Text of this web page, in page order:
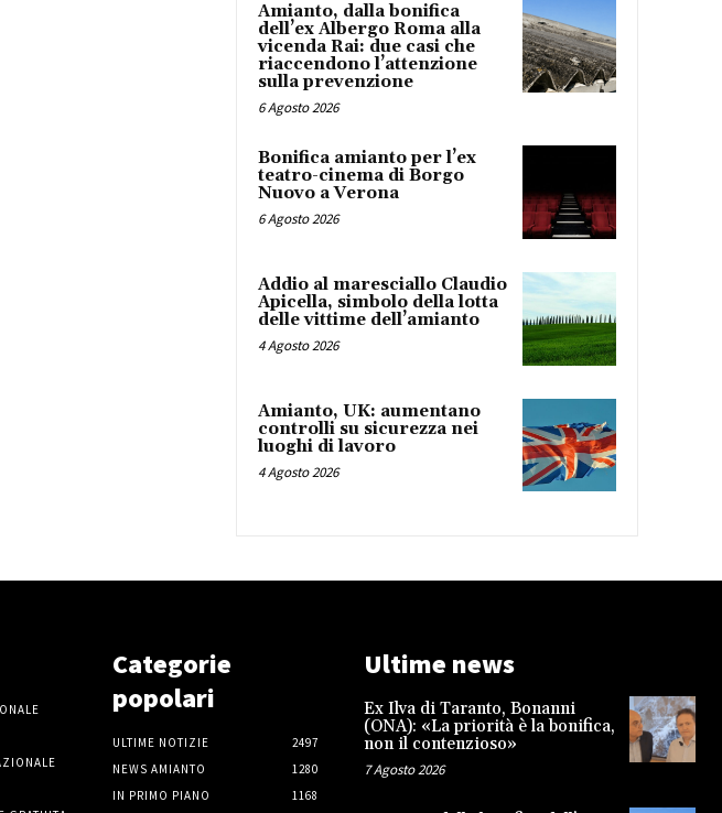
Amianto, dalla bonifica
dell’ex Albergo Roma alla
vicenda Rai: due casi che
riaccendono l’attenzione
sulla prevenzione
6 Agosto 2026
Bonifica amianto per l’ex
teatro-cinema di Borgo
Nuovo a Verona
6 Agosto 2026
Addio al maresciallo Claudio
Apicella, simbolo della lotta
delle vittime dell’amianto
4 Agosto 2026
Amianto, UK: aumentano
controlli su sicurezza nei
luoghi di lavoro
4 Agosto 2026
Categorie
popolari
ULTIME NOTIZIE
2497
NEWS AMIANTO
1280
IN PRIMO PIANO
1168
Ultime news
Ex Ilva di Taranto, Bonanni
(ONA): «La priorità è la bonifica,
non il contenzioso»
7 Agosto 2026